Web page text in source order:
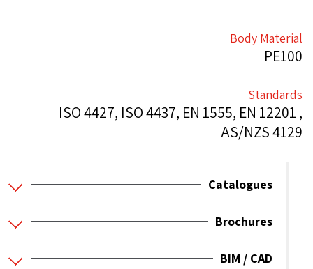
Body Material
PE100
Standards
ISO 4427, ISO 4437, EN 1555, EN 12201 ,
AS/NZS 4129
Catalogues
Brochures
BIM / CAD